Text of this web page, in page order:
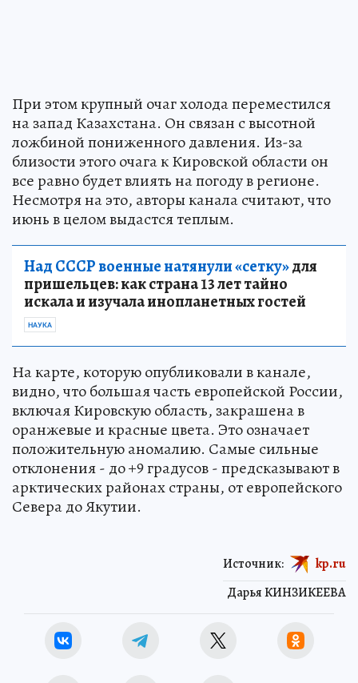
При этом крупный очаг холода переместился
на запад Казахстана. Он связан с высотной
ложбиной пониженного давления. Из-за
близости этого очага к Кировской области он
все равно будет влиять на погоду в регионе.
Несмотря на это, авторы канала считают, что
июнь в целом выдастся теплым.
Над СССР военные натянули «сетку»для
пришельцев: как страна 13 лет тайно
искала и изучала инопланетных гостей
НАУКА
На карте, которую опубликовали в канале,
видно, что большая часть европейской России,
включая Кировскую область, закрашена в
оранжевые и красные цвета. Это означает
положительную аномалию. Самые сильные
отклонения - до +9 градусов - предсказывают в
арктических районах страны, от европейского
Севера до Якутии.
Дарья КИНЗИКЕЕВА
Источник: kp.ru